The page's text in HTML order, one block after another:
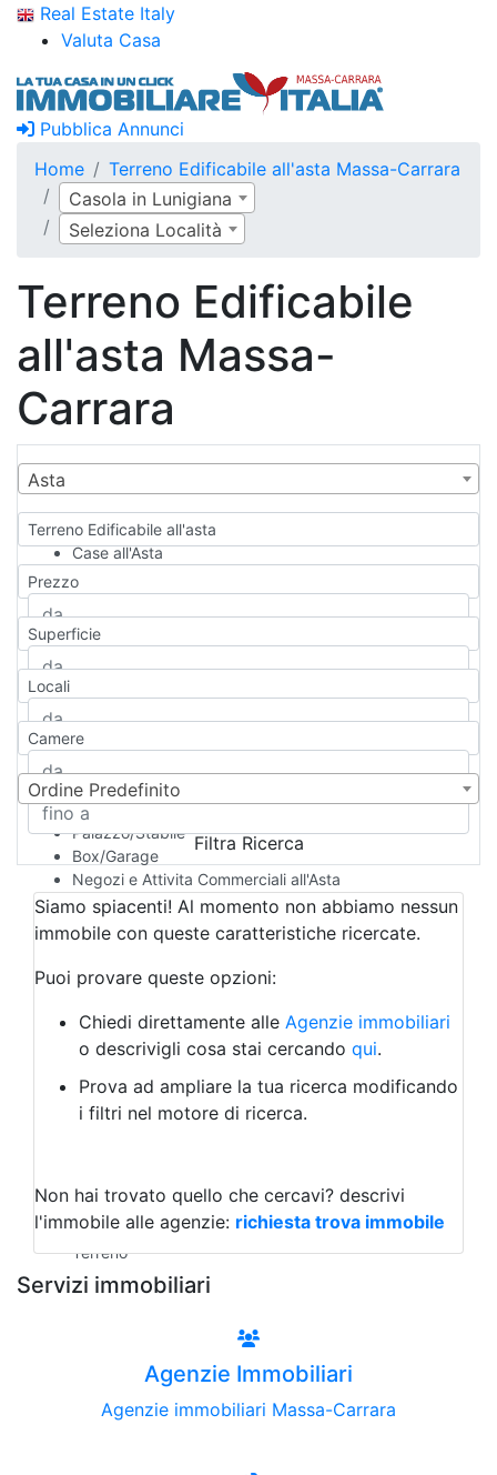
Real Estate Italy
Valuta Casa
Pubblica Annunci
Home
Terreno Edificabile all'asta Massa-Carrara
Casola in Lunigiana
Seleziona Località
Terreno Edificabile
all'asta Massa-
Carrara
Asta
Terreno Edificabile all'asta
Case all'Asta
Qualsiasi
Appartamento
Casa indipendente
Casa Semi-indipendente
Attico/Mansarda
Rustico/Casale
Camera d'Albergo
Multiproprietà
Palazzo/Stabile
Box/Garage
Negozi e Attivita Commerciali all'Asta
Qualsiasi
Attività/Licenza Commerciale
Azienda Agricola
Bar/Ristorante
Albergo
Laboratorio Artigianale
Negozio/locale commerciale
Agriturismo
Magazzini
Qualsiasi
Terreno edificabile
Terreno
Prezzo
Superficie
Locali
Camere
Ordine Predefinito
Filtra Ricerca
Siamo spiacenti! Al momento non abbiamo nessun
immobile con queste caratteristiche ricercate.
Puoi provare queste opzioni:
Chiedi direttamente alle Agenzie immobiliari
o descrivigli cosa stai cercando qui.
Prova ad ampliare la tua ricerca modificando
i filtri nel motore di ricerca.
Non hai trovato quello che cercavi? descrivi
l'immobile alle agenzie: richiesta trova immobile
Servizi immobiliari
Agenzie Immobiliari
Agenzie immobiliari Massa-Carrara